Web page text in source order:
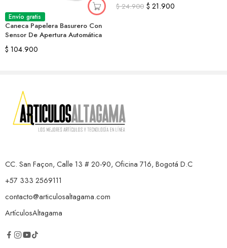
Envío gratis
Caneca Papelera Basurero Con
Sensor De Apertura Automática
$ 104.900
$24.900 $ 21.900
CC. San Façon, Calle 13 # 20-90, Oficina 716, Bogotá D.C
+57 333 2569111
contacto@articulosaltagama.com
ArtículosAltagama